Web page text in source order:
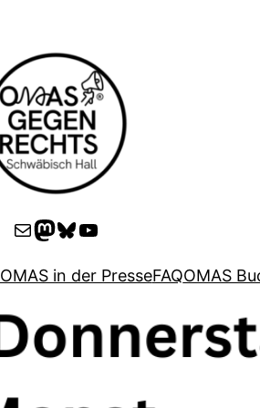
E-MailMastodon
Bluesky
YouTube
OMAS in der PresseFAQOMAS